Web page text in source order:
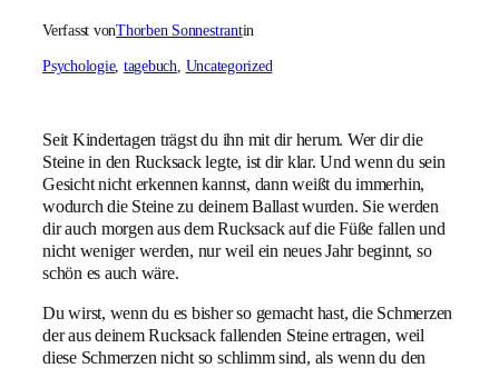
Verfasst vonThorben Sonnestrantin
Psychologie, tagebuch Uncategorized
Seit Kindertagen trägst du ihn mit dir herum. Wer dir die
Steine in den Rucksack legte, ist dir klar. Und wenn du sein
Gesicht nicht erkennen kannst, dann weißt du immerhin,
wodurch die Steine zu deinem Ballast wurden. Sie werden
dir auch morgen aus dem Rucksack auf die Füße fallen und
nicht weniger werden, nur weil ein neues Jahr beginnt, so
schön es auch wäre.
Du wirst, wenn du es bisher so gemacht hast, die Schmerzen
der aus deinem Rucksack fallenden Steine ertragen, weil
diese Schmerzen nicht so schlimm sind, als wenn du den